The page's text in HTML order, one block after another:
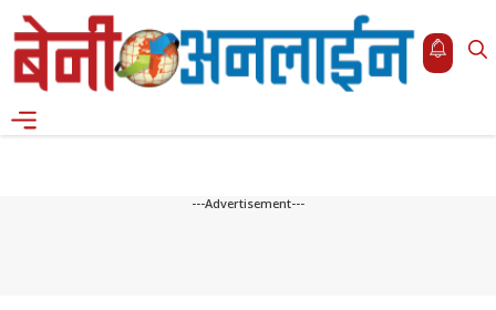
Skip
to
content
---Advertisement---